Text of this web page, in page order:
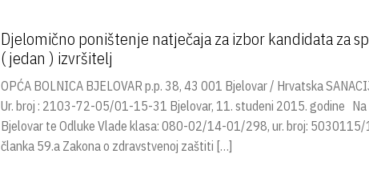
Djelomično poništenje natječaja za izbor kandidata za
( jedan ) izvršitelj
OPĆA BOLNICA BJELOVAR p.p. 38, 43 001 Bjelovar / Hrvatska
Ur. broj : 2103-72-05/01-15-31 Bjelovar, 11. studeni 2015. godine Na
Bjelovar te Odluke Vlade klasa: 080-02/14-01/298, ur. broj:
članka 59.a Zakona o zdravstvenoj zaštiti […]